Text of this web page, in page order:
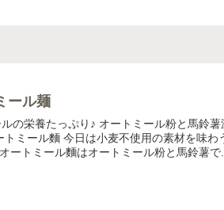
ール麺
の栄養たっぷり♪ オートミール粉と馬鈴薯
トミール麵 今日は小麦不使用の素材を味わ
ートミール麵はオートミール粉と馬鈴薯で